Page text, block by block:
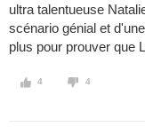
ultra talentueuse
scénario génial et
plus pour prouver que
4 4